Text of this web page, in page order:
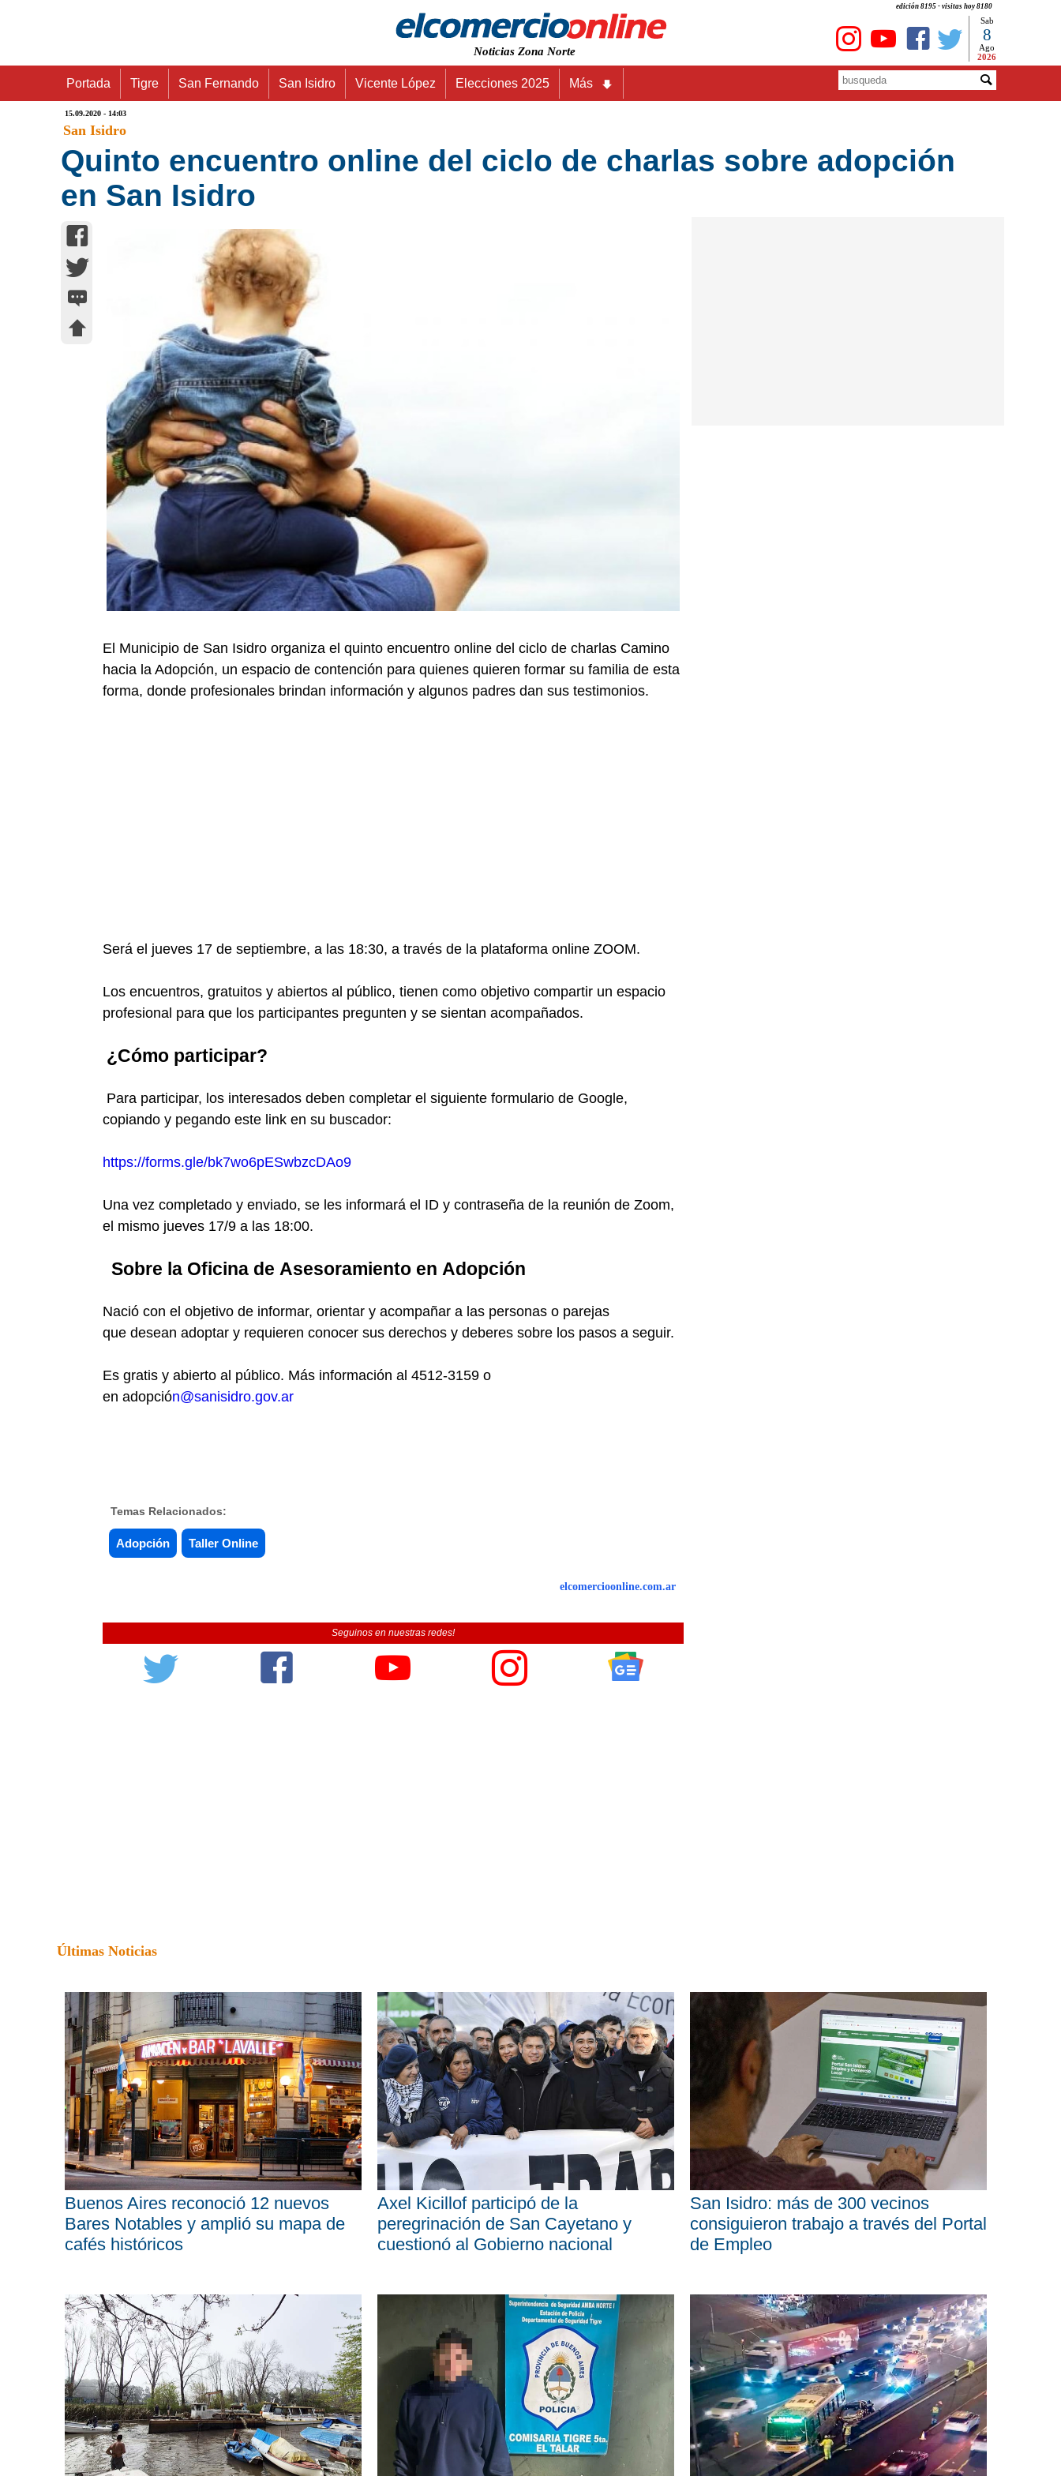
edición 8195 - visitas hoy 8180
Noticias Zona Norte
Sab
8
Ago
2026
Portada Tigre San Fernando San Isidro Vicente López Elecciones 2025 Más
15.09.2020 - 14:03
San Isidro
Quinto encuentro online del ciclo de charlas sobre adopción
en San Isidro
El Municipio de San Isidro organiza el quinto encuentro online del ciclo de charlas Camino
hacia la Adopción, un espacio de contención para quienes quieren formar su familia de esta
forma, donde profesionales brindan información y algunos padres dan sus testimonios.
Será el jueves 17 de septiembre, a las 18:30, a través de la plataforma online ZOOM.
Los encuentros, gratuitos y abiertos al público, tienen como objetivo compartir un espacio
profesional para que los participantes pregunten y se sientan acompañados.
¿Cómo participar?
Para participar, los interesados deben completar el siguiente formulario de Google,
copiando y pegando este link en su buscador:
https://forms.gle/bk7wo6pESwbzcDAo9
Una vez completado y enviado, se les informará el ID y contraseña de la reunión de Zoom,
el mismo jueves 17/9 a las 18:00.
Sobre la Oficina de Asesoramiento en Adopción
Nació con el objetivo de informar, orientar y acompañar a las personas o parejas
que desean adoptar y requieren conocer sus derechos y deberes sobre los pasos a seguir.
Es gratis y abierto al público. Más información al 4512-3159 o
en adopción@sanisidro.gov.ar
Temas Relacionados:
Adopción Taller Online
elcomercioonline.com.ar
Seguinos en nuestras redes!
Últimas Noticias
Buenos Aires reconoció 12 nuevos
Bares Notables y amplió su mapa de
cafés históricos
Axel Kicillof participó de la
peregrinación de San Cayetano y
cuestionó al Gobierno nacional
San Isidro: más de 300 vecinos
consiguieron trabajo a través del Portal
de Empleo